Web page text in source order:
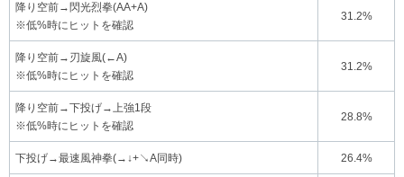
降り空前→閃光烈拳(AA+A)
※低%時にヒットを確認
31.2%
降り空前→刃旋風(←A)
※低%時にヒットを確認
31.2%
降り空前→下投げ→上強1段
※低%時にヒットを確認
28.8%
下投げ→最速風神拳(→↓+↘A同時) 26.4%